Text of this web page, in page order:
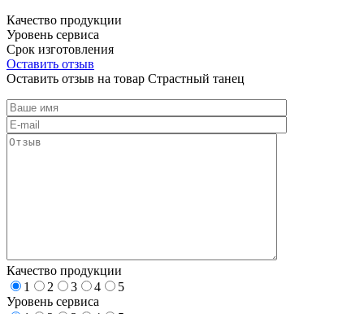
Качество продукции
Уровень сервиса
Срок изготовления
Оставить отзыв
Оставить отзыв на товар Страстный танец
Качество продукции
1
2 3 4
5
Уровень сервиса